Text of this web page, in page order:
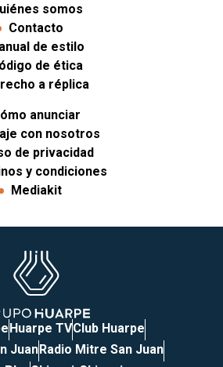
somos
Contacto
de estilo
de ética
a réplica
anunciar
con nosotros
de privacidad
y condiciones
Mediakit
Huarpe TVClub Huarpe
JuanRadio Mitre San Juan